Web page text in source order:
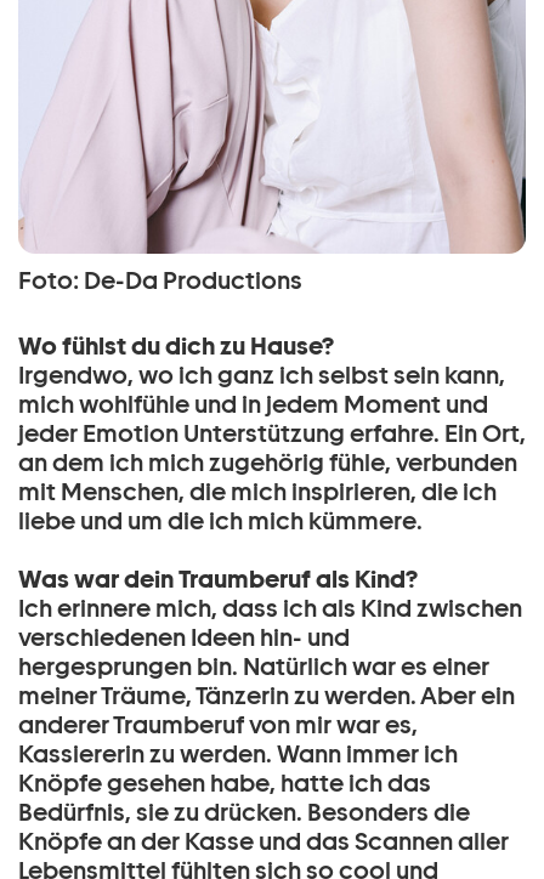
Foto: De-Da Productions
Wo fühlst du dich zu Hause?
Irgendwo, wo ich ganz ich selbst sein kann,
mich wohlfühle und in jedem Moment und
jeder Emotion Unterstützung erfahre. Ein Ort,
an dem ich mich zugehörig fühle, verbunden
mit Menschen, die mich inspirieren, die ich
liebe und um die ich mich kümmere.
Was war dein Traumberuf als Kind?
Ich erinnere mich, dass ich als Kind zwischen
verschiedenen Ideen hin- und
hergesprungen bin. Natürlich war es einer
meiner Träume, Tänzerin zu werden. Aber ein
anderer Traumberuf von mir war es,
Kassiererin zu werden. Wann immer ich
Knöpfe gesehen habe, hatte ich das
Bedürfnis, sie zu drücken. Besonders die
Knöpfe an der Kasse und das Scannen aller
Lebensmittel fühlten sich so cool und